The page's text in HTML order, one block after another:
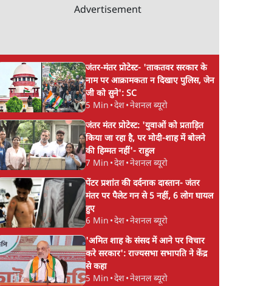
This
डाला जा रहा': मुस्लिम
नेताओं का अमित शाह को
पत्र
36 नहीं, 3 घंटे में हटाना
होगा? सरकार का नया
प्रस्ताव
Advertisement
जंतर-मंतर प्रोटेस्ट- 'ताकतवर सरकार के
नाम पर आक्रामकता न दिखाए पुलिस, जेन
जी को सुने': SC
5 Min •देश•नेशनल ब्यूरो
जंतर मंतर प्रोटेस्ट: 'युवाओं को प्रताड़ित
किया जा रहा है, पर मोदी-शाह में बोलने
की हिम्मत नहीं'- राहुल
7 Min •देश•नेशनल ब्यूरो
पेंटर प्रशांत की दर्दनाक दास्तान- जंतर
मंतर पर पैलेट गन से 5 नहीं, 6 लोग घायल
हुए
6 Min •देश•नेशनल ब्यूरो
'अमित शाह के संसद में आने पर विचार
करे सरकार': राज्यसभा सभापति ने केंद्र
से कहा
5 Min •देश•नेशनल ब्यूरो